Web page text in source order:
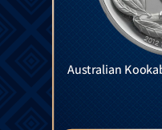
Australian